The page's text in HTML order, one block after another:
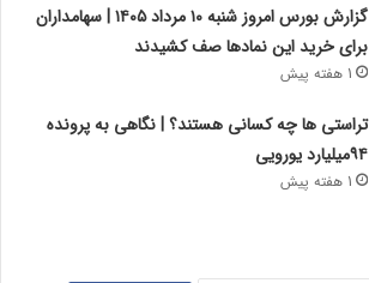
گزارش بورس امروز شنبه ۱۰ مرداد ۱۴۰۵ | سهامداران
برای خرید این نمادها صف کشیدند
1 هفته پیش
تراستی ها چه کسانی هستند؟ | نگاهی به پرونده
۹۴میلیارد یورویی
1 هفته پیش